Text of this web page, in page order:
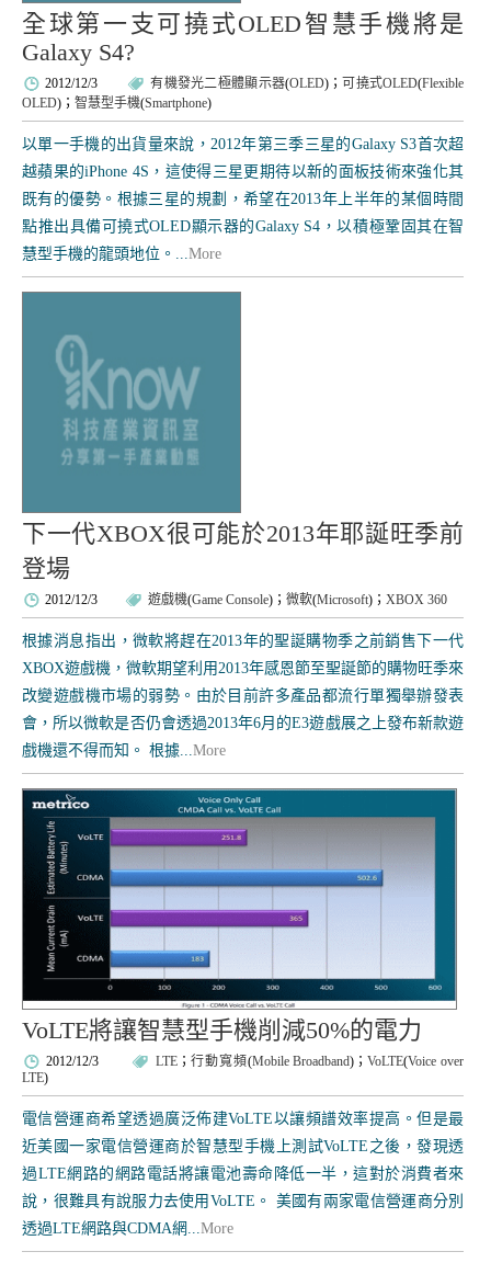
全球第一支可撓式OLED智慧手機將是
Galaxy S4?
2012/12/3 有機發光二極體顯示器(OLED)； 可撓式OLED(Flexible
OLED)； 智慧型手機(Smartphone)
以單一手機的出貨量來說，2012年第三季三星的Galaxy S3首次超
越蘋果的iPhone 4S，這使得三星更期待以新的面板技術來強化其
既有的優勢。根據三星的規劃，希望在2013年上半年的某個時間
點推出具備可撓式OLED顯示器的Galaxy S4，以積極鞏固其在智
慧型手機的龍頭地位。...More
下一代XBOX很可能於2013年耶誕旺季前
登場
2012/12/3 遊戲機(Game Console)； 微軟(Microsoft)； XBOX 360
根據消息指出，微軟將趕在2013年的聖誕購物季之前銷售下一代
XBOX遊戲機，微軟期望利用2013年感恩節至聖誕節的購物旺季來
改變遊戲機市場的弱勢。由於目前許多產品都流行單獨舉辦發表
會，所以微軟是否仍會透過2013年6月的E3遊戲展之上發布新款遊
戲機還不得而知。 根據...More
VoLTE將讓智慧型手機削減50%的電力
2012/12/3 LTE； 行動寬頻(Mobile Broadband)；VoLTE(Voice over
LTE)
電信營運商希望透過廣泛佈建VoLTE以讓頻譜效率提高。但是最
近美國一家電信營運商於智慧型手機上測試VoLTE之後，發現透
過LTE網路的網路電話將讓電池壽命降低一半，這對於消費者來
說，很難具有說服力去使用VoLTE。 美國有兩家電信營運商分別
透過LTE網路與CDMA網...More